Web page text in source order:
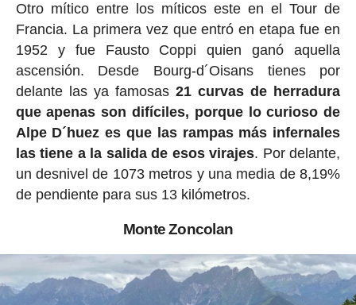
Otro mítico entre los míticos este en el Tour de
Francia. La primera vez que entró en etapa fue en
1952 y fue Fausto Coppi quien ganó aquella
ascensión. Desde Bourg-d´Oisans tienes por
delante las ya famosas21 curvas de herradura
que apenas son difíciles, porque lo curioso de
Alpe D´huez es que las rampas más infernales
las tiene a la salida de esos virajes. Por delante,
un desnivel de 1073 metros y una media de 8,19%
de pendiente para sus 13 kilómetros.
Monte Zoncolan